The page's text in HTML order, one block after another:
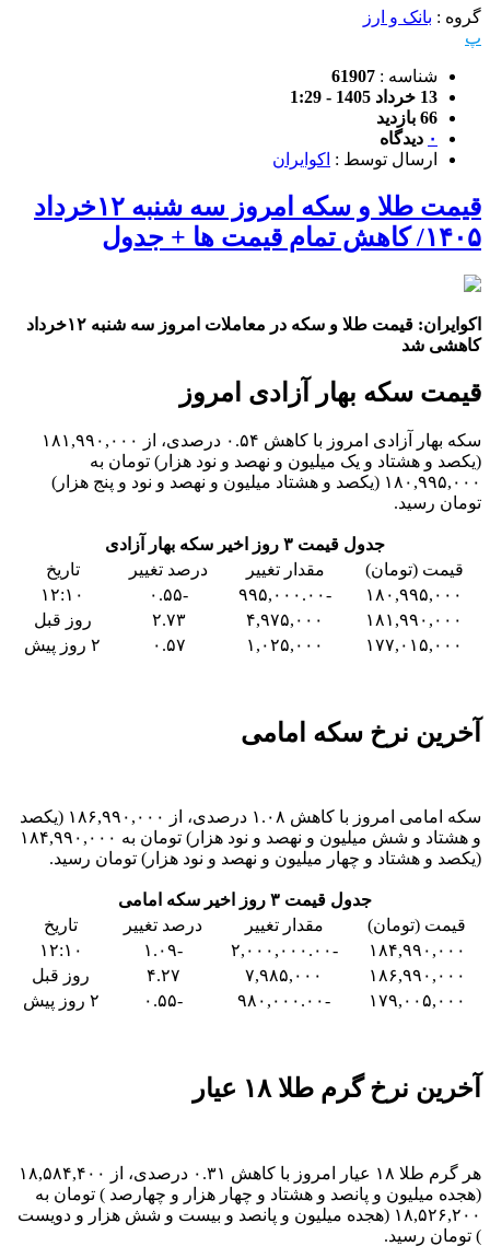
گروه : بانک و ارز
پ
شناسه : 61907
13 خرداد 1405 - 1:29
66 بازدید
۰ دیدگاه
ارسال توسط : اکوایران
قیمت طلا و سکه امروز سه شنبه ۱۲خرداد
۱۴۰۵/ کاهش تمام قیمت ها + جدول
اکوایران: قیمت طلا و سکه در معاملات امروز سه شنبه ۱۲خرداد
کاهشی شد
قیمت سکه بهار آزادی امروز
سکه بهار آزادی امروز با کاهش ۰.۵۴ درصدی، از ۱۸۱,۹۹۰,۰۰۰
(یکصد و هشتاد و یک میلیون و نهصد و نود هزار) تومان به
۱۸۰,۹۹۵,۰۰۰ (یکصد و هشتاد میلیون و نهصد و نود و پنج هزار)
تومان رسید.
جدول قیمت ۳ روز اخیر سکه بهار آزادی
قیمت (تومان)
مقدار تغییر درصد تغییر
تاریخ
۱۸۰,۹۹۵,۰۰۰
-۹۹۵,۰۰۰.۰۰ -۰.۵۵
۱۲:۱۰
۱۸۱,۹۹۰,۰۰۰
۴,۹۷۵,۰۰۰ ۲.۷۳
روز قبل
۱۷۷,۰۱۵,۰۰۰
۱,۰۲۵,۰۰۰ ۰.۵۷ ۲ روز پیش
آخرین نرخ سکه امامی
سکه امامی امروز با کاهش ۱.۰۸ درصدی، از ۱۸۶,۹۹۰,۰۰۰ (یکصد
و هشتاد و شش میلیون و نهصد و نود هزار) تومان به ۱۸۴,۹۹۰,۰۰۰
(یکصد و هشتاد و چهار میلیون و نهصد و نود هزار) تومان رسید.
جدول قیمت ۳ روز اخیر سکه امامی
قیمت (تومان)
مقدار تغییر درصد تغییر
تاریخ
۱۸۴,۹۹۰,۰۰۰
-۲,۰۰۰,۰۰۰.۰۰ -۱.۰۹
۱۲:۱۰
۱۸۶,۹۹۰,۰۰۰
۷,۹۸۵,۰۰۰ ۴.۲۷
روز قبل
۱۷۹,۰۰۵,۰۰۰
-۹۸۰,۰۰۰.۰۰ -۰.۵۵ ۲ روز پیش
آخرین نرخ گرم طلا ۱۸ عیار
هر گرم طلا ۱۸ عیار امروز با کاهش ۰.۳۱ درصدی، از ۱۸,۵۸۴,۴۰۰
(هجده میلیون و پانصد و هشتاد و چهار هزار و چهارصد ) تومان به
۱۸,۵۲۶,۲۰۰ (هجده میلیون و پانصد و بیست و شش هزار و دویست
) تومان رسید.